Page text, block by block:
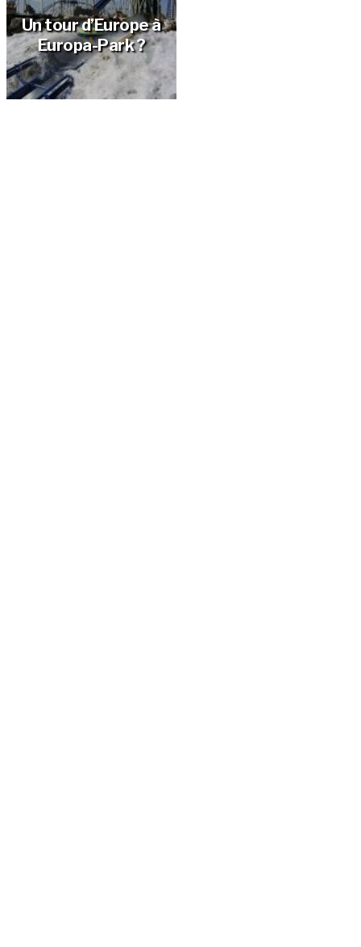
Un tour d’Europe à
Europa-Park ?